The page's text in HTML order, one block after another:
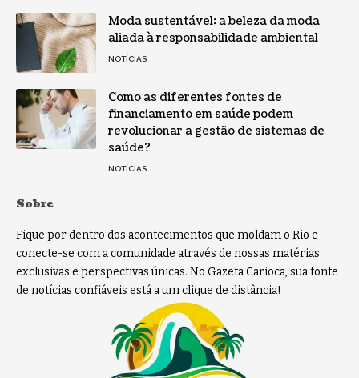
Moda sustentável: a beleza da moda
aliada à responsabilidade ambiental
NOTÍCIAS
Como as diferentes fontes de
financiamento em saúde podem
revolucionar a gestão de sistemas de
saúde?
NOTÍCIAS
Sobre
Fique por dentro dos acontecimentos que moldam o Rio e
conecte-se com a comunidade através de nossas matérias
exclusivas e perspectivas únicas. No Gazeta Carioca, sua fonte
de notícias confiáveis está a um clique de distância!